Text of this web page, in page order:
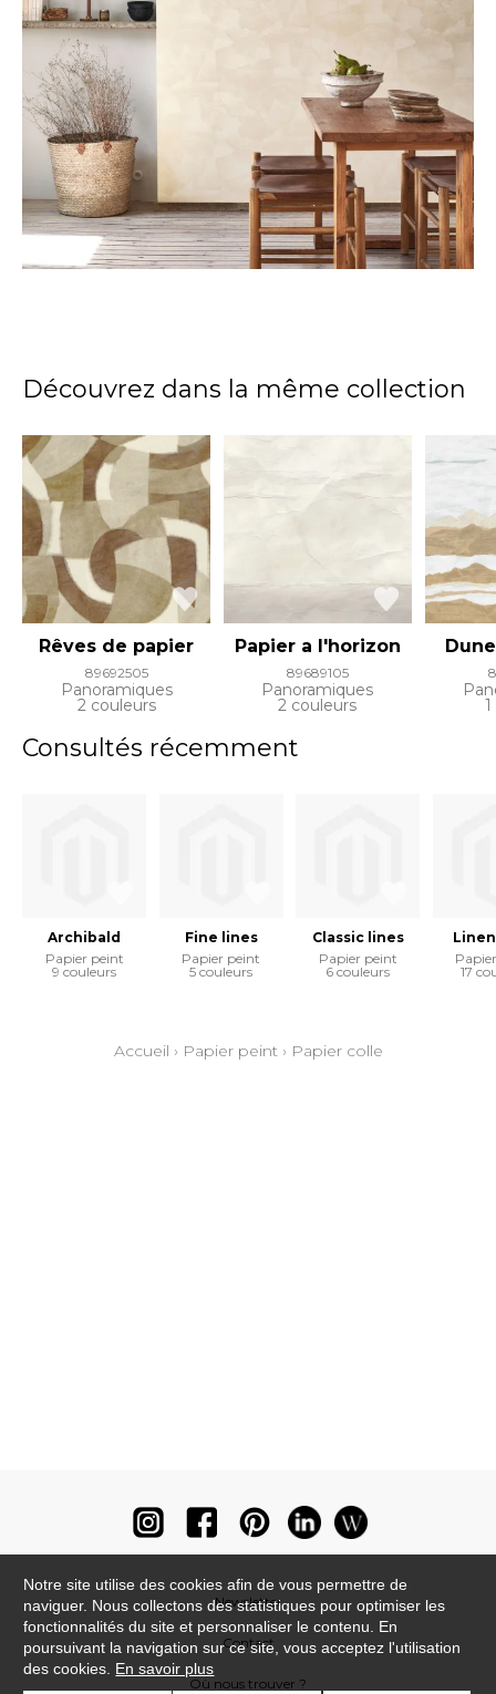
Découvrez dans la même collection
Rêves de papier
89692505
Panoramiques
2 couleurs
Papier a l'horizon
89689105
Panoramiques
2 couleurs
Consultés récemment
Archibald
Papier peint
9 couleurs
Fine lines
Papier peint
5 couleurs
Classic lines
Papier peint
6 couleurs
17
Accueil › Papier peint› Papier colle
Newsletter
Contact
Où nous trouver ?
Notre site utilise des cookies afin de vous permettre de
naviguer. Nous collectons des statistiques pour optimiser les
fonctionnalités du site et personnaliser le contenu. En
poursuivant la navigation sur ce site, vous acceptez l'utilisation
des cookies. En savoir plus